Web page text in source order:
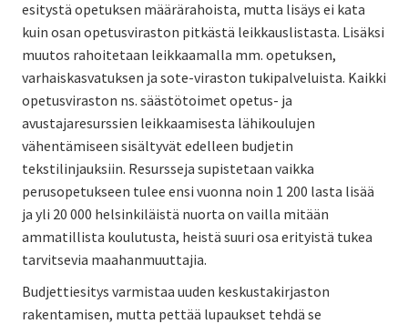
esitystä opetuksen määrärahoista, mutta lisäys ei kata
kuin osan opetusviraston pitkästä leikkauslistasta. Lisäksi
muutos rahoitetaan leikkaamalla mm. opetuksen,
varhaiskasvatuksen ja sote-viraston tukipalveluista. Kaikki
opetusviraston ns. säästötoimet opetus- ja
avustajaresurssien leikkaamisesta lähikoulujen
vähentämiseen sisältyvät edelleen budjetin
tekstilinjauksiin. Resursseja supistetaan vaikka
perusopetukseen tulee ensi vuonna noin 1 200 lasta lisää
ja yli 20 000 helsinkiläistä nuorta on vailla mitään
ammatillista koulutusta, heistä suuri osa erityistä tukea
tarvitsevia maahanmuuttajia.
Budjettiesitys varmistaa uuden keskustakirjaston
rakentamisen, mutta pettää lupaukset tehdä se